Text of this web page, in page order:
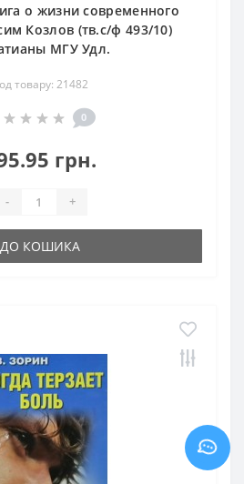
о жизни современного
Козлов (тв.с/ф 493/10)
МГУ Удл.
товару: 21482
0
грн.
- +
ДО КОШИКА